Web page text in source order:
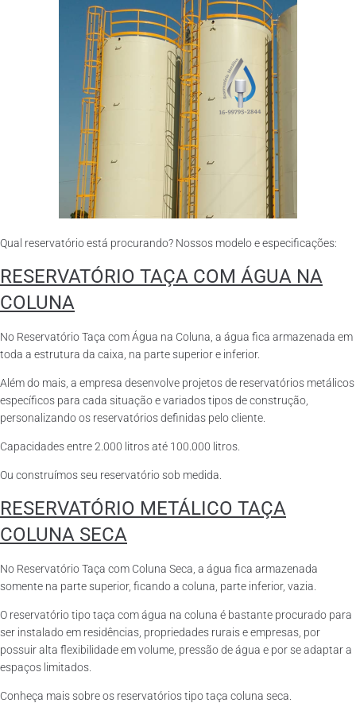
Qual reservatório está procurando? Nossos modelo e especificações:
RESERVATÓRIO TAÇA COM ÁGUA NA
COLUNA
No Reservatório Taça com Água na Coluna, a água fica armazenada em
toda a estrutura da caixa, na parte superior e inferior.
Além do mais, a empresa desenvolve projetos de reservatórios metálicos
específicos para cada situação e variados tipos de construção,
personalizando os reservatórios definidas pelo cliente.
Capacidades entre 2.000 litros até 100.000 litros.
Ou construímos seu reservatório sob medida.
RESERVATÓRIO METÁLICO TAÇA
COLUNA SECA
No Reservatório Taça com Coluna Seca, a água fica armazenada
somente na parte superior, ficando a coluna, parte inferior, vazia.
O reservatório tipo taça com água na coluna é bastante procurado para
ser instalado em residências, propriedades rurais e empresas, por
possuir alta flexibilidade em volume, pressão de água e por se adaptar a
espaços limitados.
Conheça mais sobre os reservatórios tipo taça coluna seca.